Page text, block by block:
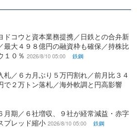
ドコウと資本業務提携／日鉄との合弁新
最大４９８億円の融資枠も確保／持株比
１０％ 2026/8/10 05:00 鉄鋼
／６カ月ぶり５万円割れ／前月比３４
で２万トン落札／海外軟調と円高影響
月期／６社増収、９社が経常減益・赤字
プレッド縮小 2026/8/10 05:00 鉄鋼